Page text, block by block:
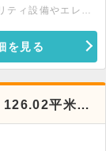
ティ設備やエレベ
ィスまで幅広く利
を見る
126.02平米の